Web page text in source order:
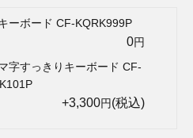
ーボード CF-KQRK999P
0円
字すっきりキーボード CF-
+3,300円(税込)